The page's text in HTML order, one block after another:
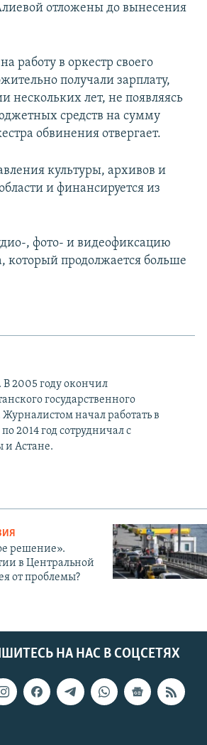
отложены до вынесения
работу в оркестр своего
получали зарплату,
лет, не появляясь
средств на сумму
обвинения отвергает.
культуры, архивов и
и финансируется из
, фото- и видеофиксацию
который продолжается больше
В 2005 году окончил
государственного
начал работать в
2014 год сотрудничал с
Астане.
решение».
в Центральной
от проблемы?
НА НАС В СОЦСЕТЯХ